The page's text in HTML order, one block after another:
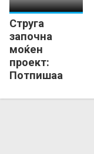
Струга
започна
моќен
проект:
Потпишаа
Георгиевски,